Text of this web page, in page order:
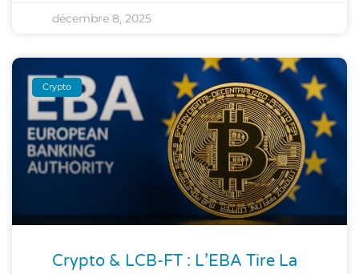
décembre 8, 2025
Crypto
Crypto & LCB-FT : L’EBA Tire La